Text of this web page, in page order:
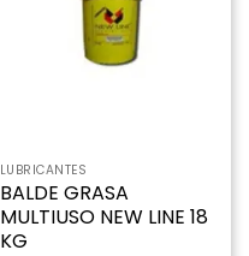
LUBRICANTES
BALDE GRASA
MULTIUSO NEW LINE 18
KG